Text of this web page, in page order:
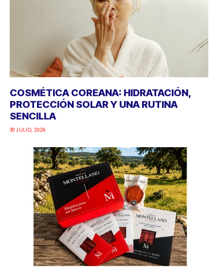
COSMÉTICA COREANA: HIDRATACIÓN,
PROTECCIÓN SOLAR Y UNA RUTINA
SENCILLA
30 JULIO, 2026